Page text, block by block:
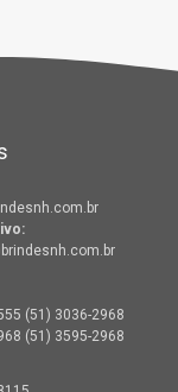
(51) 3036-2968
(51) 3595-2968